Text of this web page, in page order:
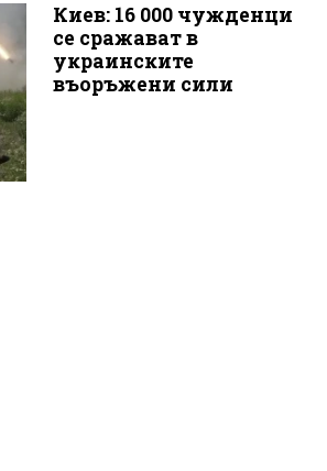
Киев: 16 000 чужденци
се сражават в
украинските
въоръжени сили